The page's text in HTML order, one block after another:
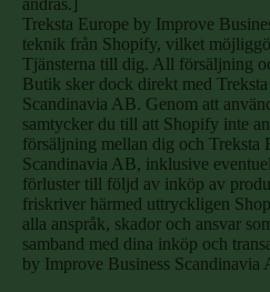
Treksta Europe by Improve
teknik från Shopify, vilket
Tjänsterna till dig. All försäljning
Butik sker dock direkt med
Scandinavia AB. Genom att
samtycker du till att Shopify inte
försäljning mellan dig och Treksta
Scandinavia AB, inklusive
förluster till följd av inköp av
friskriver härmed uttryckligen
alla anspråk, skador och ansvar
samband med dina inköp och
by Improve Business Scandinavia